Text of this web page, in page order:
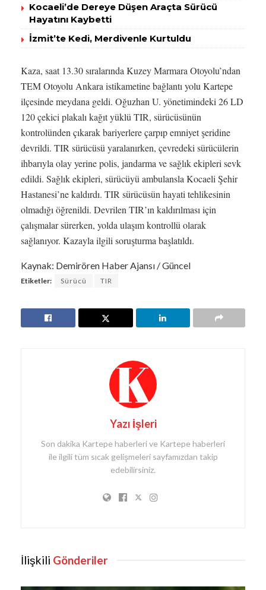
Kocaeli’de Dereye Düşen Araçta Sürücü
Hayatını Kaybetti
İzmit’te Kedi, Merdivenle Kurtuldu
Kaza, saat 13.30 sıralarında Kuzey Marmara Otoyolu’ndan
TEM Otoyolu Ankara istikametine bağlantı yolu Kartepe
ilçesinde meydana geldi. Oğuzhan U. yönetimindeki 26 LD
120 çekici plakalı kağıt yüklü TIR, sürücüsünün
kontrolünden çıkarak bariyerlere çarpıp emniyet şeridine
devrildi. TIR sürücüsü yaralanırken, çevredeki sürücülerin
ihbarıyla olay yerine polis, jandarma ve sağlık ekipleri sevk
edildi. Sağlık ekipleri, sürücüyü ambulansla Kocaeli Şehir
Hastanesi’ne kaldırdı. TIR sürücüsün hayati tehlikesinin
olmadığı öğrenildi. Devrilen TIR’ın kaldırılması için
çalışmalar sürerken, yolda ulaşım kontrollü olarak
sağlanıyor. Kazayla ilgili soruşturma başlatıldı.
Kaynak: Demirören Haber Ajansı / Güncel
Etiketler: Sürücü TIR
Yazı İşleri
Son dakika Kartepe haberleri ve Kartepe haberleri
ile ilgili tüm sıcak gelişmeleri sayfamızdan takip
edebilirsiniz.
İlişkili Gönderiler